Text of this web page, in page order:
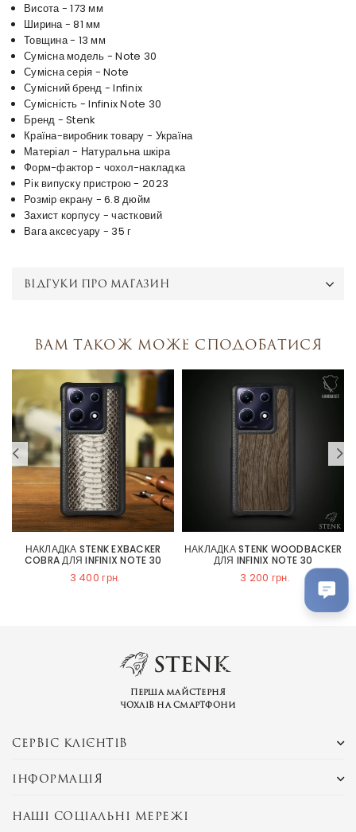
Висота - 173 мм
Ширина - 81 мм
Товщина - 13 мм
Сумісна модель - Note 30
Сумісна серія - Note
Сумісний бренд - Infinix
Сумісність - Infinix Note 30
Бренд - Stenk
Країна-виробник товару - Україна
Матеріал - Натуральна шкіра
Форм-фактор - чохол-накладка
Рік випуску пристрою - 2023
Розмір екрану - 6.8 дюйм
Захист корпусу - частковий
Вага аксесуару - 35 г
ВІДГУКИ ПРО МАГАЗИН
Вам також може сподобатися
НАКЛАДКА STENK EXBACKER
COBRA ДЛЯ INFINIX NOTE 30
3 400 грн.
НАКЛАДКА STENK WOODBACKER
ДЛЯ INFINIX NOTE 30
3 200 грн.
Перша майстерня
чохлів на смартфони
СЕРВІС КЛІЄНТІВ
ІНФОРМАЦІЯ
НАШІ СОЦІАЛЬНІ МЕРЕЖІ